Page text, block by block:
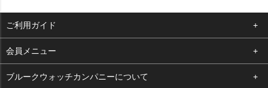
ご利用ガイド
よくある質問
支払い・送料
会員メニュー
ログイン
ブルークウォッチカンパニーについて